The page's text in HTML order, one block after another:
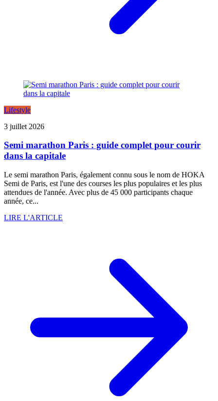
Lifestyle
3 juillet 2026
Semi marathon Paris : guide complet pour courir
dans la capitale
Le semi marathon Paris, également connu sous le nom de HOKA
Semi de Paris, est l'une des courses les plus populaires et les plus
attendues de l'année. Avec plus de 45 000 participants chaque
année, ce...
LIRE L'ARTICLE